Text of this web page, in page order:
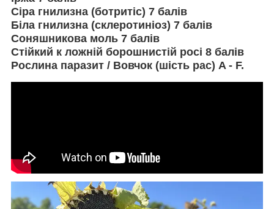
Сіра гнилизна (ботритіс) 7 балів
Біла гнилизна (склеротиніоз) 7 балів
Соняшникова моль 7 балів
Стійкий к ложній борошнистій росі 8 балів
Рослина паразит / Вовчок (шість рас) A - F.